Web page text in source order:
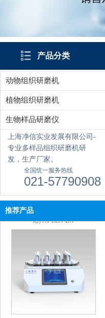
产品分类
动物组织研磨机
植物组织研磨机
生物样品研磨仪
上海净信实业发展有限公司-
专业多样品组织研磨机研
发，生产厂家。
全国统一服务热线
021-57790908
推荐产品
触屏款真空离心浓缩仪 JX-
ZLN-AL
真空离心浓缩仪(溶剂蒸发工作
站) JX-ZLN-BN